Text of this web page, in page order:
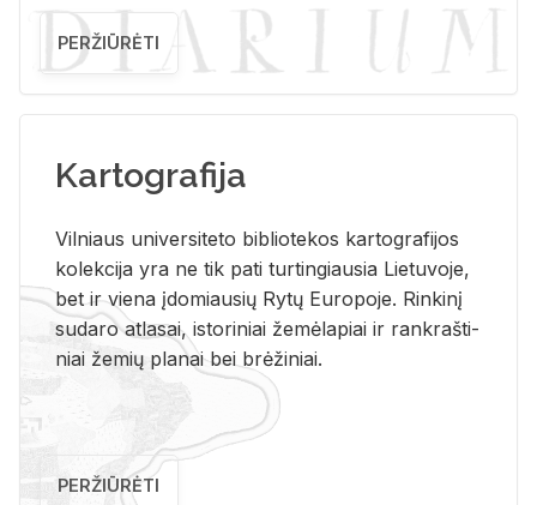
PERŽIŪRĖTI
Kartografija
Vil­niaus uni­ver­si­te­to bi­b­lio­te­kos kar­to­gra­fi­jos
ko­lek­ci­ja yra ne tik pati tur­tin­giau­sia Lie­tu­vo­je,
bet ir vie­na įdo­miau­sių Rytų Eu­ro­po­je. Rin­ki­nį
su­da­ro at­la­sai, is­to­ri­niai že­mė­la­piai ir rank­raš­ti­
niai že­mių pla­nai bei brė­ži­niai.
PERŽIŪRĖTI